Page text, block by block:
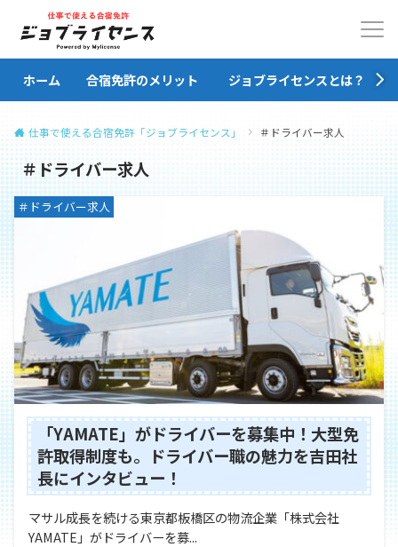
ホーム 合宿免許のメリット ジョブライセンスとは？
仕事で使える合宿免許「ジョブライセンス」 ＃ドライバー求人
＃ドライバー求人
＃ドライバー求人
「YAMATE」がドライバーを募集中！大型免
許取得制度も。ドライバー職の魅力を吉田社
長にインタビュー！
マサル成長を続ける東京都板橋区の物流企業「株式会社
YAMATE」がドライバーを募...